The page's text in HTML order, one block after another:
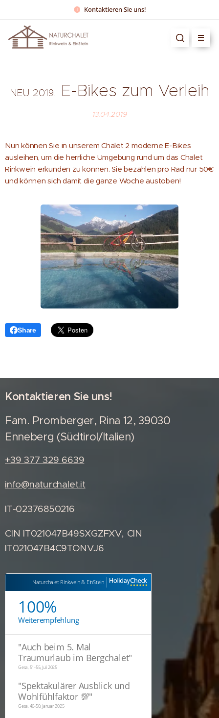
Kontaktieren Sie uns!
NEU 2019! E-Bikes zum Verleih
13.04.2019
Nun können Sie in unserem Chalet 2 moderne E-Bikes
ausleihen, um die herrliche Umgebung rund um das Chalet
Rinkwein erkunden zu können. Sie bezahlen pro Rad nur 50€
und können sich damit die ganze Woche austoben!
Share
Kontaktieren Sie uns!
Fam. Promberger, Rina 12, 39030
Enneberg (Südtirol/Italien)
+39 377 329 6639
info@naturchalet.it
IT-02376850216
CIN IT021047B49SXGZFXV, CIN
IT021047B4C9TONVJ6
Naturchalet Rinkwein & EinStein
100%
Weiterempfehlung
"Auch beim 5. Mal
Traumurlaub im Bergchalet"
Gesa, 51-55, Juli 2025
"Spektakulärer Ausblick und
Wohlfühlfaktor 💯"
Gesa, 46-50, Januar 2025